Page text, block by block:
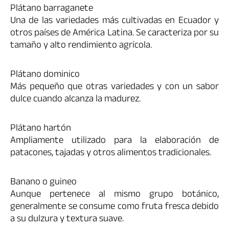
Plátano barraganete
Una de las variedades más cultivadas en Ecuador y
otros países de América Latina. Se caracteriza por su
tamaño y alto rendimiento agrícola.
Plátano dominico
Más pequeño que otras variedades y con un sabor
dulce cuando alcanza la madurez.
Plátano hartón
Ampliamente utilizado para la elaboración de
patacones, tajadas y otros alimentos tradicionales.
Banano o guineo
Aunque pertenece al mismo grupo botánico,
generalmente se consume como fruta fresca debido
a su dulzura y textura suave.